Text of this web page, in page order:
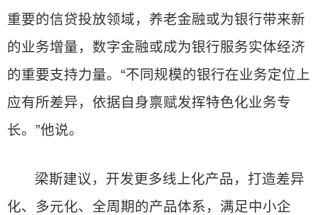
重要的信贷投放领域，养老金融或为银行带来新
的业务增量，数字金融或成为银行服务实体经济
的重要支持力量。“不同规模的银行在业务定位上
应有所差异，依据自身禀赋发挥特色化业务专
长。”他说。
梁斯建议，开发更多线上化产品，打造差异
化、多元化、全周期的产品体系，满足中小企